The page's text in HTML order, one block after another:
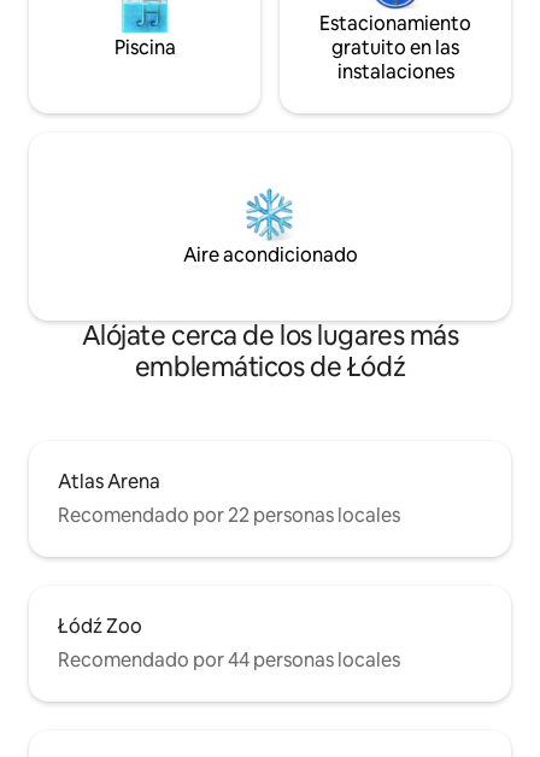
Piscina
Estacionamiento
gratuito en las
instalaciones
Aire acondicionado
Alójate cerca de los lugares más
emblemáticos de Łódź
Atlas Arena
Recomendado por 22 personas locales
Łódź Zoo
Recomendado por 44 personas locales